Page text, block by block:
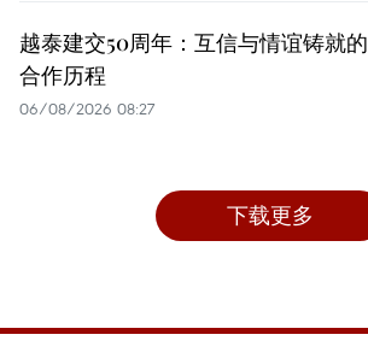
越泰建交50周年：互信与情谊铸就的
合作历程
06/08/2026 08:27
下载更多